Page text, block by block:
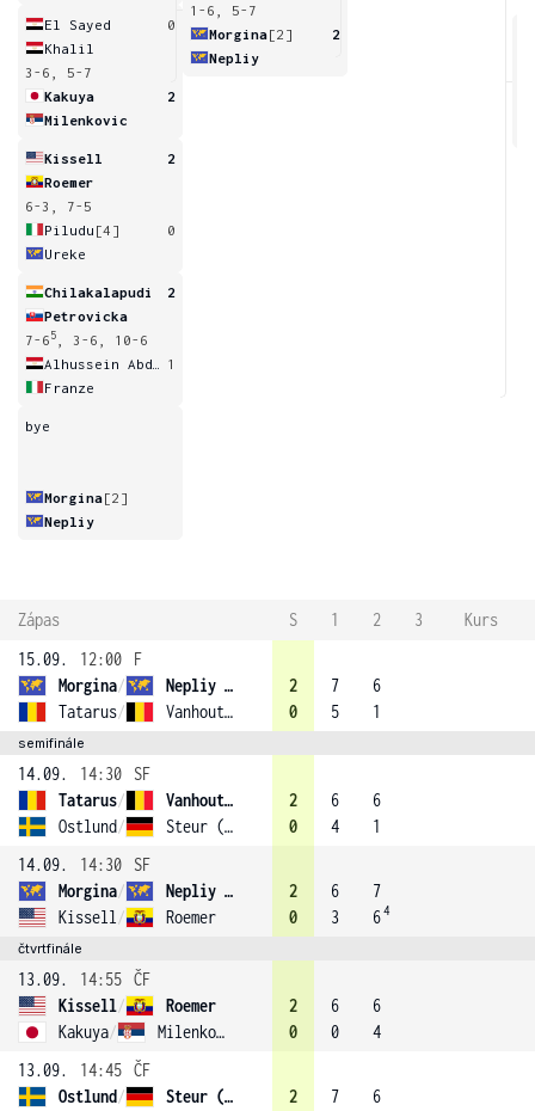
El Sayed
0
Khalil
3-6, 5-7
Kakuya
2
Milenkovic
Kissell
2
Roemer
6-3, 7-5
Piludu [4]
0
Ureke
Chilakalapudi
2
Petrovicka
7-6 5
, 3-6, 10-6
1
Franze
bye
Morgina[2]
Nepliy
1-6, 5-7
Morgina[2]
2
Nepliy
Zápas S 1 2 3
Kurs
15.09.
12:00
F
Morgina/
Nepliy (2)
Tatarus/ Vanhoutte
2
0
7
5
6
1
semifinále
14.09. 14:30
SF
Tatarus/
Vanhoutte
Ostlund/ Steur (1)
2
0
6
4
6
1
14.09.
14:30
SF
Morgina/
Nepliy (2)
Kissell / Roemer
2
0
6
3
7
64
čtvrtfinále
13.09. 14:55 ČF
Kissell/
Roemer
Kakuya/ Milenkovic
2
0
6
0
6
4
13.09.
14:45 ČF
Ostlund/
Steur (1)
2
7
6